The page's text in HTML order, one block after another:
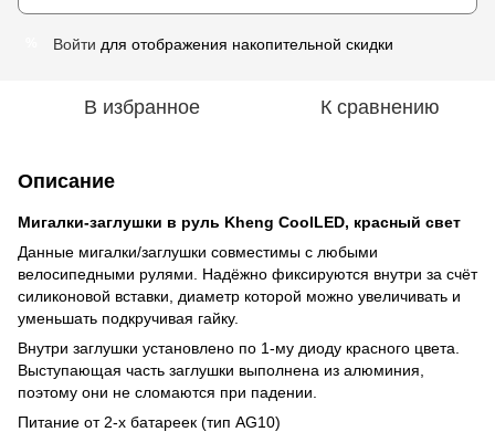
Войти для отображения накопительной скидки
В избранное К сравнению
Описание
Мигалки-заглушки в руль Kheng CoolLED, красный свет
Данные мигалки/заглушки совместимы с любыми
велосипедными рулями. Надёжно фиксируются внутри за счёт
силиконовой вставки, диаметр которой можно увеличивать и
уменьшать подкручивая гайку.
Внутри заглушки установлено по 1-му диоду красного цвета.
Выступающая часть заглушки выполнена из алюминия,
поэтому они не сломаются при падении.
Питание от 2-х батареек (тип AG10)